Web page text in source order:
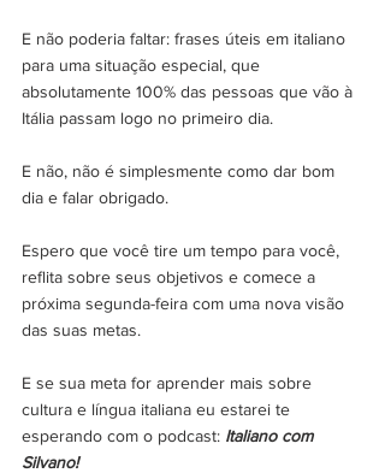
E não poderia faltar: frases úteis em italiano
para uma situação especial, que
absolutamente 100% das pessoas que vão à
Itália passam logo no primeiro dia.
E não, não é simplesmente como dar bom
dia e falar obrigado.
Espero que você tire um tempo para você,
reflita sobre seus objetivos e comece a
próxima segunda-feira com uma nova visão
das suas metas.
E se sua meta for aprender mais sobre
cultura e língua italiana eu estarei te
esperando com o podcast: Italiano com
Silvano!